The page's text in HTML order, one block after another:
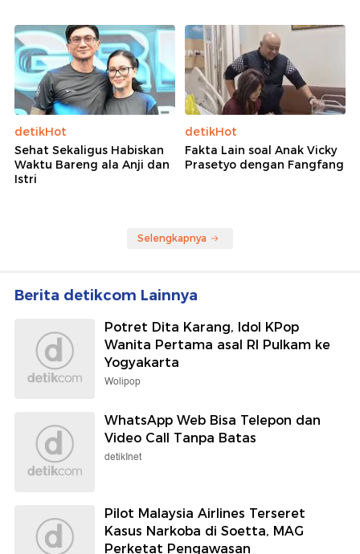
detikHot
Sehat Sekaligus Habiskan
Waktu Bareng ala Anji dan
Istri
detikHot
Fakta Lain soal Anak Vicky
Prasetyo dengan Fangfang
Selengkapnya
Berita detikcom Lainnya
Potret Dita Karang, Idol KPop
Wanita Pertama asal RI Pulkam ke
Yogyakarta
Wolipop
WhatsApp Web Bisa Telepon dan
Video Call Tanpa Batas
detikInet
Pilot Malaysia Airlines Terseret
Kasus Narkoba di Soetta, MAG
Perketat Pengawasan